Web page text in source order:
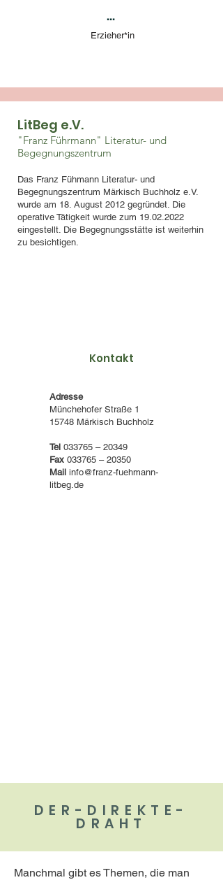
...
Erzieher*in
LitBeg e.V.
"Franz Führmann" Literatur- und
Begegnungszentrum
Das Franz Fühmann Literatur- und
Begegnungszentrum Märkisch Buchholz e.V.
wurde am 18. August 2012 gegründet. Die
operative Tätigkeit wurde zum 19.02.2022
eingestellt. Die Begegnungsstätte ist weiterhin
zu besichtigen.
Adresse
Münchehofer Straße 1
15748 Märkisch Buchholz
Tel 033765 – 20349
Fax 033765 – 20350
Mail info@franz-fuehmann-
litbeg.de
Kontakt
DER-DIREKTE-
DRAHT
Manchmal gibt es Themen, die man